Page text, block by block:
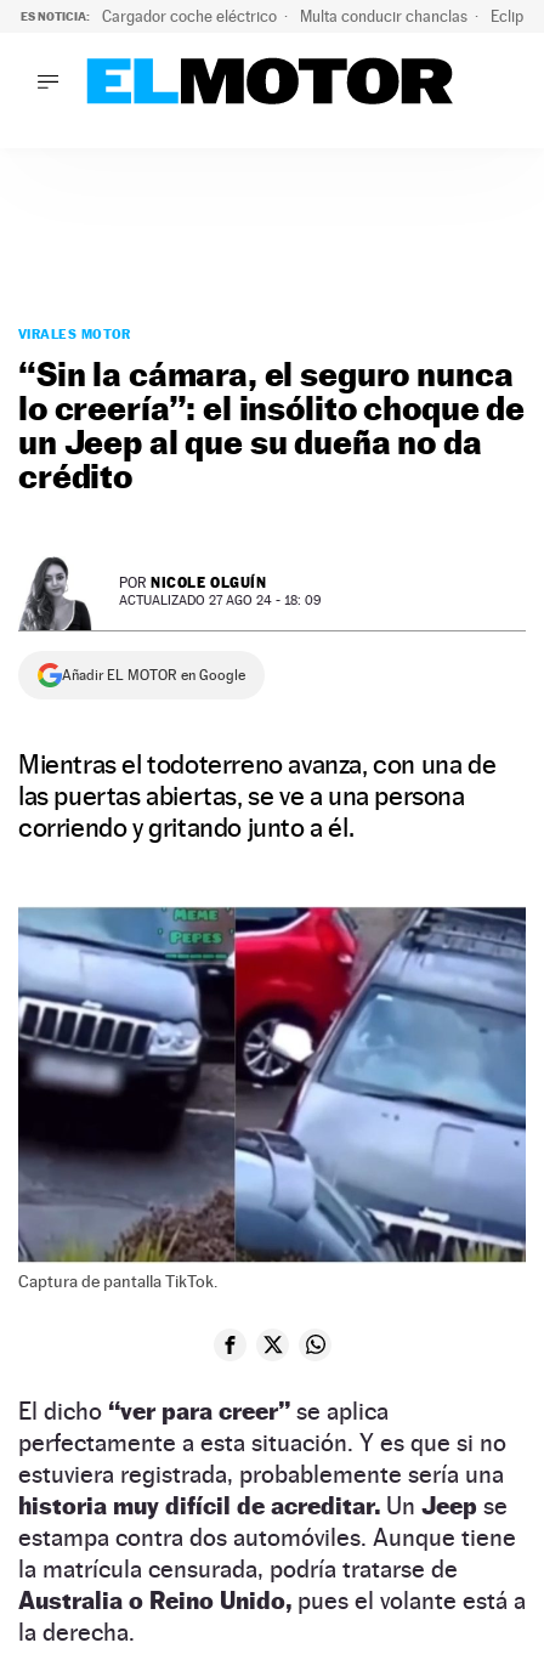
ES NOTICIA: Cargador coche eléctrico Multa conducir chanclas
PODCAST
MOTOS
TECNOLOGÍA
SUPERCOCHES
MOTORTV
NEWSLETTER
VIRALES MOTOR
“Sin la cámara, el seguro nunca
lo creería”: el insólito choque de
un Jeep al que su dueña no da
crédito
POR NICOLE OLGUÍN
ACTUALIZADO 27 AGO 24 - 18: 09
Añadir EL MOTOR en Google
Mientras el todoterreno avanza, con una de
las puertas abiertas, se ve a una persona
corriendo y gritando junto a él.
Captura de pantalla TikTok.
El dicho “ver para creer” se aplica
perfectamente a esta situación. Y es que si no
estuviera registrada, probablemente sería una
historia muy difícil de acreditar. Un Jeep se
estampa contra dos automóviles. Aunque tiene
la matrícula censurada, podría tratarse de
Australia o Reino Unido, pues el volante está a
la derecha.